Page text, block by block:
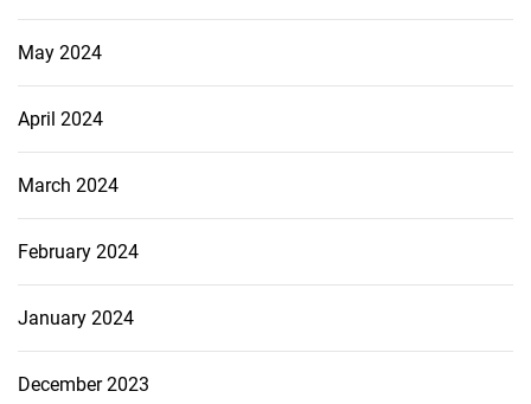
May 2024
April 2024
March 2024
February 2024
January 2024
December 2023